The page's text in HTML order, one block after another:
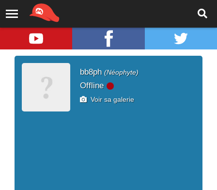
bb8ph (Néophyte)
Offline
Voir sa galerie